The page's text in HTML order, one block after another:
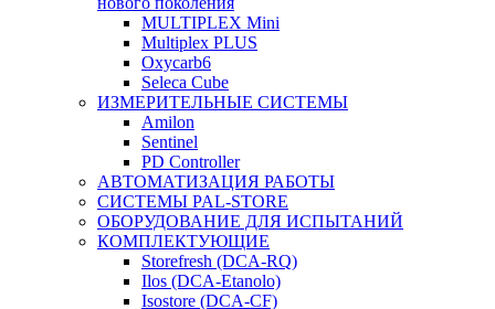
MULTIPLEX Mini
Multiplex PLUS
Oxycarb6
Seleca Cube
ИЗМЕРИТЕЛЬНЫЕ СИСТЕМЫ
Amilon
Sentinel
PD Controller
АВТОМАТИЗАЦИЯ РАБОТЫ
СИСТЕМЫ PAL-STORE
ОБОРУДОВАНИЕ ДЛЯ ИСПЫТАНИЙ
КОМПЛЕКТУЮЩИЕ
Storefresh (DCA-RQ)
Ilos (DCA-Etanolo)
Isostore (DCA-CF)